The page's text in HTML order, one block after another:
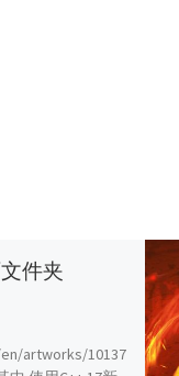
件夹
artworks/10137